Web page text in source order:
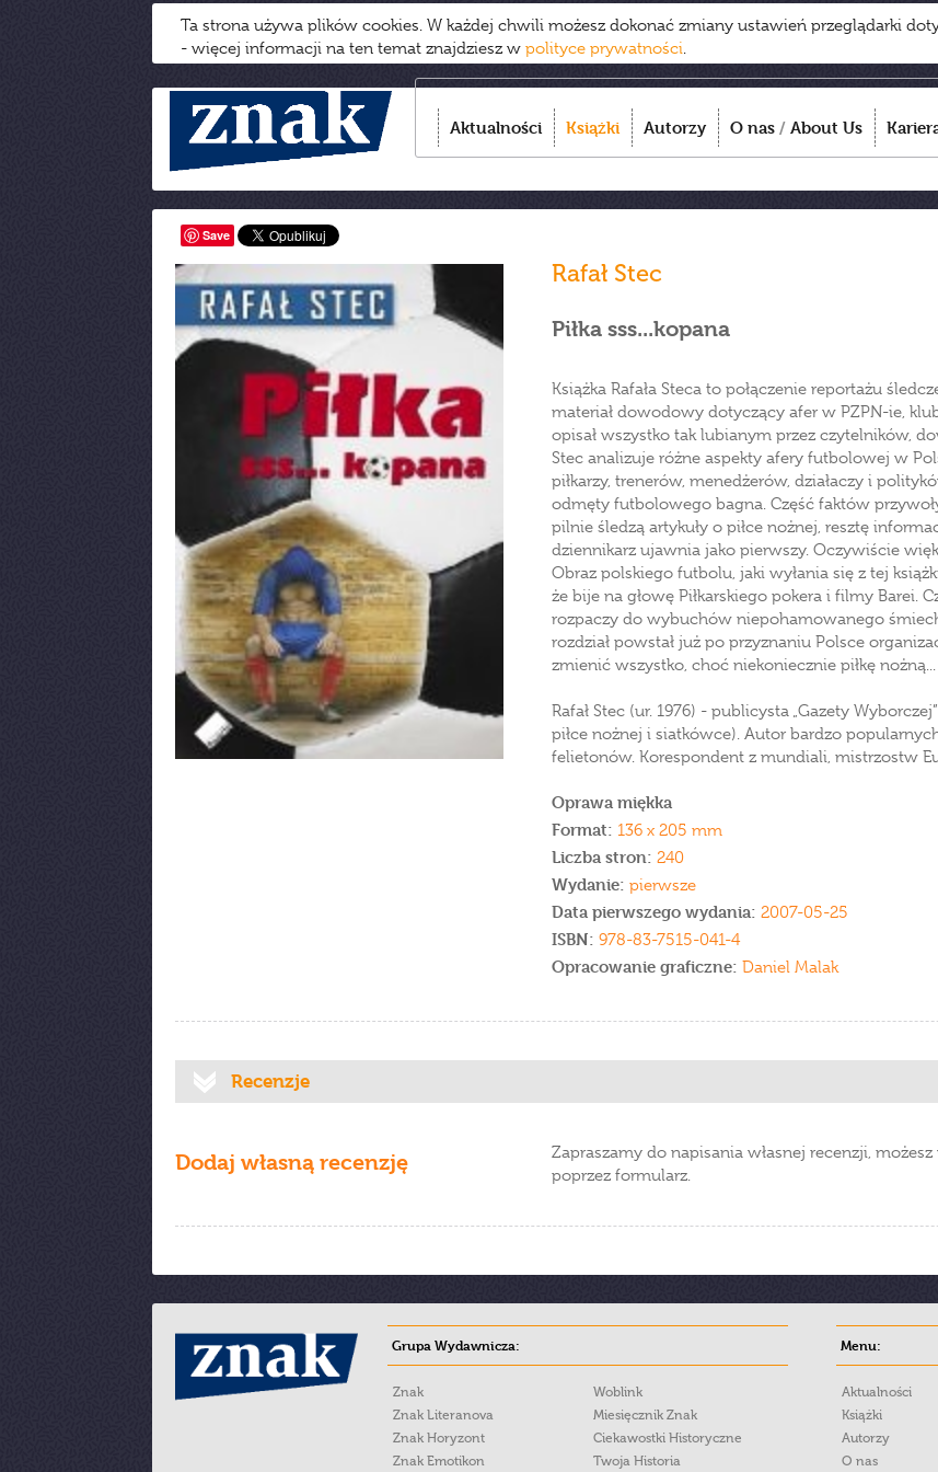
Ta strona używa plików cookies. W każdej chwili możesz dokonać zmiany ustawień przeglądarki
- więcej informacji na ten temat znajdziesz w polityce prywatności.
Aktualności Książki Autorzy O nas / About Us
Save
Rafał Stec
Piłka sss...kopana
Książka Rafała Steca to połączenie reportażu
materiał dowodowy dotyczący afer w PZPN-ie,
opisał wszystko tak lubianym przez czytelników,
Stec analizuje różne aspekty afery futbolowej w
piłkarzy, trenerów, menedżerów, działaczy i
odmęty futbolowego bagna. Część faktów
pilnie śledzą artykuły o piłce nożnej, resztę
dziennikarz ujawnia jako pierwszy. Oczywiście
Obraz polskiego futbolu, jaki wyłania się z tej
że bije na głowę Piłkarskiego pokera i filmy Barei.
rozpaczy do wybuchów niepohamowanego
rozdział powstał już po przyznaniu Polsce
zmienić wszystko, choć niekoniecznie piłkę nożną...
Rafał Stec (ur. 1976) - publicysta „Gazety
piłce nożnej i siatkówce). Autor bardzo
felietonów. Korespondent z mundiali, mistrzostw
Oprawa miękka
Format: 136 x 205 mm
Liczba stron: 240
Wydanie: pierwsze
Data pierwszego wydania: 2007-05-25
ISBN: 978-83-7515-041-4
Opracowanie graficzne: Daniel Malak
Recenzje
Dodaj własną recenzję
Zapraszamy do napisania własnej recenzji, możesz
poprzez formularz.
Grupa Wydawnicza:
Znak
Znak Literanova
Znak Horyzont
Znak Emotikon
Woblink
Miesięcznik Znak
Ciekawostki Historyczne
Twoja Historia
Menu:
Aktualności
Książki
Autorzy
O nas